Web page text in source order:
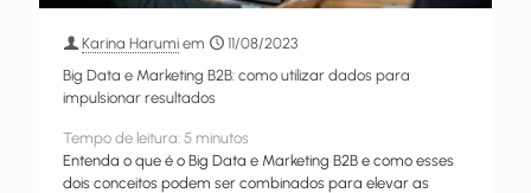
Karina Harumi em
11/08/2023
Big Data e Marketing B2B: como utilizar dados para
impulsionar resultados
Tempo de leitura: 5 minutos
Entenda o que é o Big Data e Marketing B2B e como esses
dois conceitos podem ser combinados para elevar as